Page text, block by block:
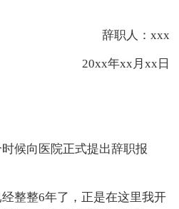
辞职人：xxx
20xx年xx月xx日
向医院正式提出辞职报
整6年了，正是在这里我开